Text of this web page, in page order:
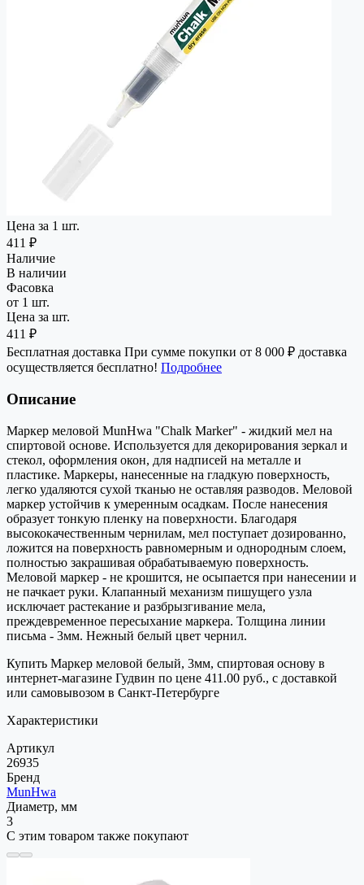
Цена за 1 шт.
411 ₽
Наличие
В наличии
Фасовка
от 1 шт.
Цена за шт.
411 ₽
Бесплатная доставка При сумме покупки от 8 000 ₽ доставка
осуществляется бесплатно! Подробнее
Описание
Маркер меловой MunHwa "Chalk Marker" - жидкий мел на
спиртовой основе. Используется для декорирования зеркал и
стекол, оформления окон, для надписей на металле и
пластике. Маркеры, нанесенные на гладкую поверхность,
легко удаляются сухой тканью не оставляя разводов. Меловой
маркер устойчив к умеренным осадкам. После нанесения
образует тонкую пленку на поверхности. Благодаря
высококачественным чернилам, мел поступает дозированно,
ложится на поверхность равномерным и однородным слоем,
полностью закрашивая обрабатываемую поверхность.
Меловой маркер - не крошится, не осыпается при нанесении и
не пачкает руки. Клапанный механизм пишущего узла
исключает растекание и разбрызгивание мела,
преждевременное пересыхание маркера. Толщина линии
письма - 3мм. Нежный белый цвет чернил.
Купить Маркер меловой белый, 3мм, спиртовая основу в
интернет-магазине Гудвин по цене 411.00 руб., с доставкой
или самовывозом в Санкт-Петербурге
Характеристики
Артикул
26935
Бренд
MunHwa
Диаметр, мм
3
С этим товаром также покупают